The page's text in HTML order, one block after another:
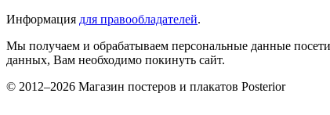
Информация для правообладателей.
Мы получаем и обрабатываем персональные данные
данных, Вам необходимо покинуть сайт.
© 2012–2026 Магазин постеров и плакатов Posterior